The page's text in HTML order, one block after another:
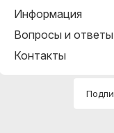
Информация
Вопросы и ответы
Контакты